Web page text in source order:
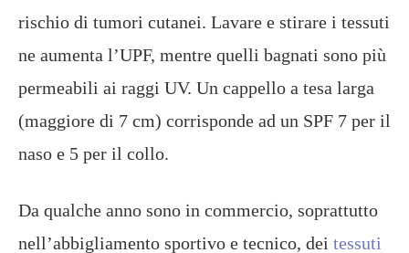
rischio di tumori cutanei. Lavare e stirare i tessuti
ne aumenta l’UPF, mentre quelli bagnati sono più
permeabili ai raggi UV. Un cappello a tesa larga
(maggiore di 7 cm) corrisponde ad un SPF 7 per il
naso e 5 per il collo.
Da qualche anno sono in commercio, soprattutto
nell’abbigliamento sportivo e tecnico, dei tessuti